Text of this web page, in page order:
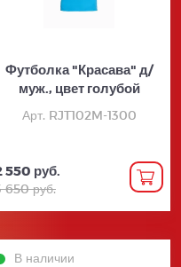
Футболка "Красава" д/
муж., цвет голубой
Арт. RJT102M-1300
550 руб.
650 руб.
В наличии